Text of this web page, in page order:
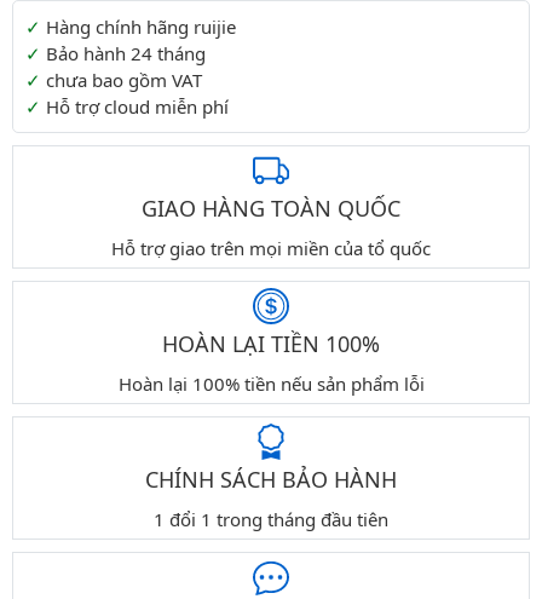
Thông tin thêm
Hàng chính hãng ruijie
Bảo hành 24 tháng
chưa bao gồm VAT
Hỗ trợ cloud miễn phí
GIAO HÀNG TOÀN QUỐC
Hỗ trợ giao trên mọi miền của tổ quốc
HOÀN LẠI TIỀN 100%
Hoàn lại 100% tiền nếu sản phẩm lỗi
CHÍNH SÁCH BẢO HÀNH
1 đổi 1 trong tháng đầu tiên